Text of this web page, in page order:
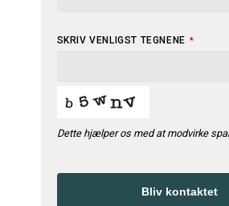
SKRIV VENLIGST TEGNENE *
Dette hjælper os med at modvirke
Bliv kontaktet